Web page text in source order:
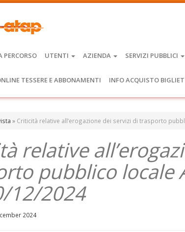
PERCORSO UTENTI AZIENDA SERVIZI PUBBLICI
TESSERE E ABBONAMENTI INFO ACQUISTO
» Criticità relative all’erogazione dei servizi di trasporto
relative
pubblico locale
12/2024
2024